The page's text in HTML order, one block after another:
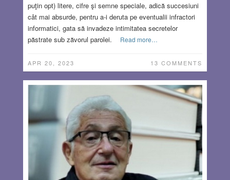
puţin opt) litere, cifre şi semne speciale, adică succesiuni
cât mai absurde, pentru a-i deruta pe eventualii infractori
informatici, gata să invadeze intimitatea secretelor
păstrate sub zăvorul parolei.
Read more…
APR 20, 2023 13 COMMENTS